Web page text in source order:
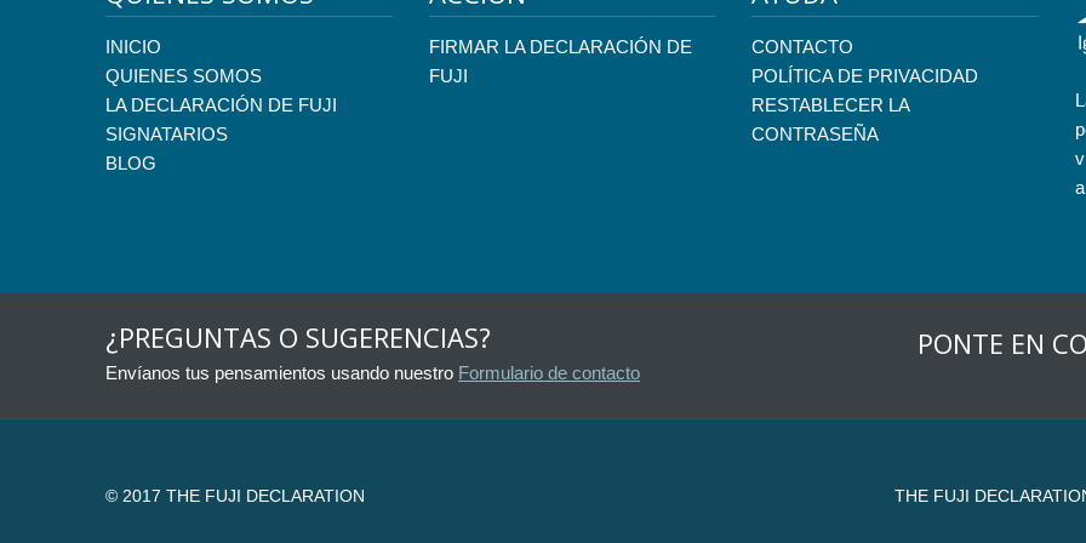
INICIO
QUIENES SOMOS
LA DECLARACIÓN DE FUJI
SIGNATARIOS
BLOG
FIRMAR LA DECLARACIÓN DE
FUJI
CONTACTO
POLÍTICA DE PRIVACIDAD
RESTABLECER LA
CONTRASEÑA
¿PREGUNTAS O SUGERENCIAS?
Envíanos tus pensamientos usando nuestro Formulario de contacto
PONTE EN
© 2017 THE FUJI DECLARATION THE FUJI